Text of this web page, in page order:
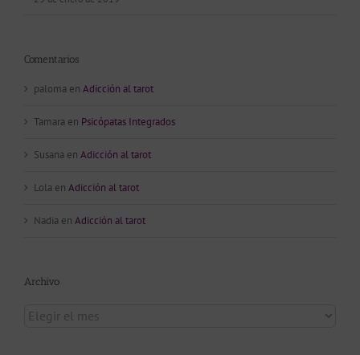
Comentarios
paloma en Adicción al tarot
Tamara en Psicópatas Integrados
Susana en Adicción al tarot
Lola en Adicción al tarot
Nadia en Adicción al tarot
Archivo
Archivo